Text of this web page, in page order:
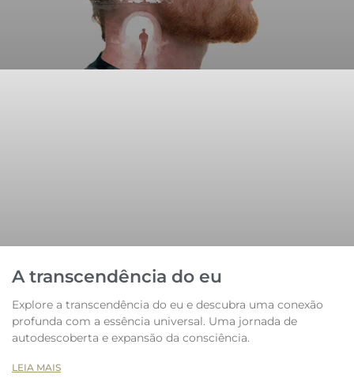
A transcendência do eu
Explore a transcendência do eu e descubra uma conexão
profunda com a essência universal. Uma jornada de
autodescoberta e expansão da consciência.
LEIA MAIS